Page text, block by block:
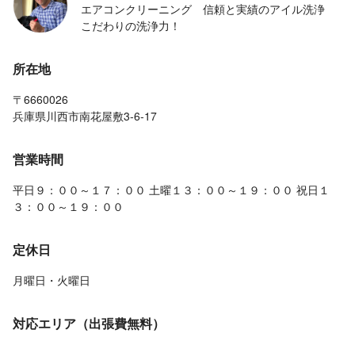
エアコンクリーニング 信頼と実績のアイル洗浄
こだわりの洗浄力！
所在地
〒6660026
兵庫県川西市南花屋敷3-6-17
営業時間
平日９：００～１７：００ 土曜１３：００～１９：００ 祝日１
３：００～１９：００
定休日
月曜日・火曜日
対応エリア（出張費無料）